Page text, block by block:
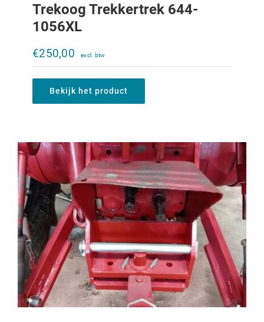
Trekoog Trekkertrek 644-
1056XL
€250,00
Bekijk het product
Originele ondertrekhaak bok IHC 644-
€1.200,00